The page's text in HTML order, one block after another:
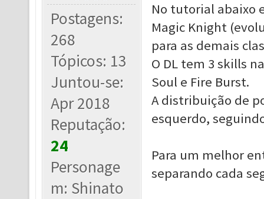
Postagens:
268
Tópicos: 13
Juntou-se:
Apr 2018
Reputação:
24
Personage
m: Shinato
No tutorial abaixo
Magic Knight
para as demais
O DL tem 3 skills
Soul e Fire Burst.
A distribuição de
esquerdo,
Para um melhor
separando cada